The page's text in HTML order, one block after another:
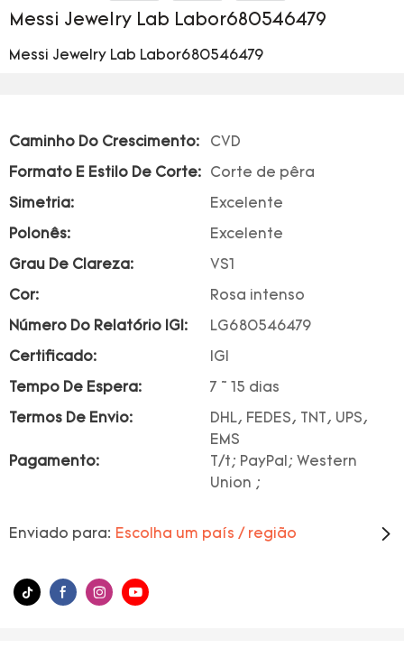
Messi Jewelry Lab Labor680546479
Messi Jewelry Lab Labor680546479
Caminho Do Crescimento: CVD
Formato E Estilo De Corte: Corte de pêra
Simetria: Excelente
Polonês: Excelente
Grau De Clareza: VS1
Cor: Rosa intenso
Número Do Relatório IGI: LG680546479
Certificado: IGI
Tempo De Espera: 7 ~ 15 dias
Termos De Envio:
DHL, FEDES, TNT, UPS,
EMS
Pagamento:
T/t; PayPal; Western
Union ;
Enviado para: Escolha um país / região